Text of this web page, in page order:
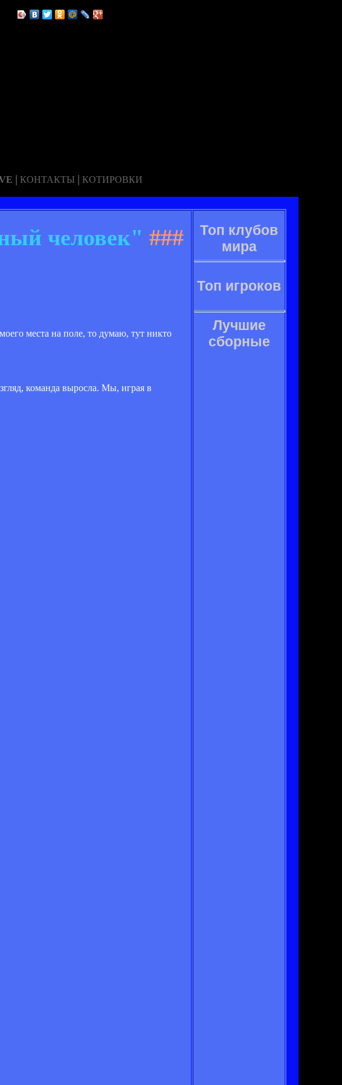
| КОНТАКТЫ | КОТИРОВКИ
человек" ###
места на поле, то думаю, тут никто
команда выросла. Мы, играя в
Топ клубов
мира
Топ игроков
Лучшие
сборные